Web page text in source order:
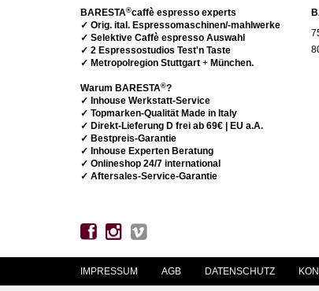
BARESTA®caffè espresso experts
✓ Orig. ital. Espressomaschinen/-mahlwerke
✓ Selektive Caffè espresso Auswahl
✓ 2 Espressostudios Test'n Taste
✓ Metropolregion Stuttgart + München.
Warum BARESTA®?
✓ Inhouse Werkstatt-Service
✓ Topmarken-Qualität Made in Italy
✓ Direkt-Lieferung D frei ab 69€ | EU a.A.
✓ Bestpreis-Garantie
✓ Inhouse Experten Beratung
✓ Onlineshop 24/7 international
✓ Aftersales-Service-Garantie
IMPRESSUM AGB DATENSCHUTZ